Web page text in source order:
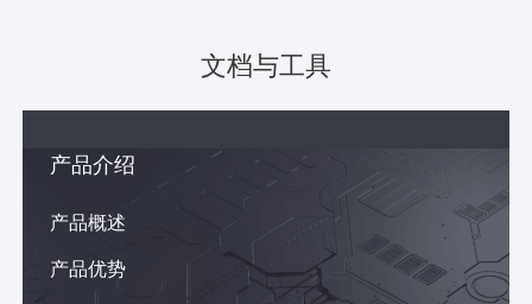
文档与工具
产品介绍
产品概述
产品优势